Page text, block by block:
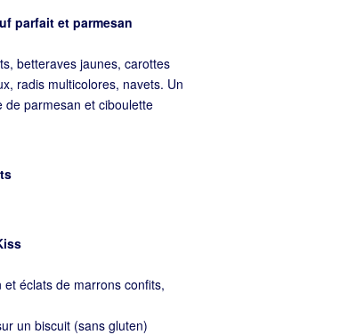
parfait et parmesan
betteraves jaunes, carottes
radis multicolores, navets. Un
parmesan et ciboulette
éclats de marrons confits,
un biscuit (sans gluten)